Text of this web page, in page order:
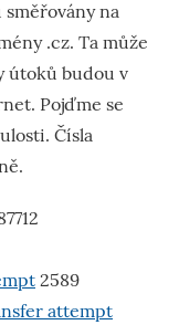
na
.cz. Ta může
útoků budou v
Pojďme se
Čísla
2589
attempt